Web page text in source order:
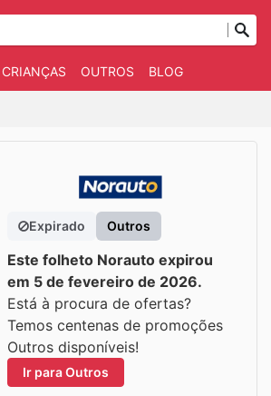
CRIANÇAS OUTROS BLOG
Expirado Outros
Este folheto Norauto expirou
em 5 de fevereiro de 2026.
Está à procura de ofertas?
Temos centenas de promoções
Outros disponíveis!
Ir para Outros